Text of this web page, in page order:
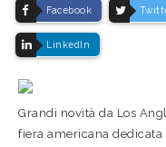
Facebook
LinkedIn
Grandi novità da Los
fiera americana